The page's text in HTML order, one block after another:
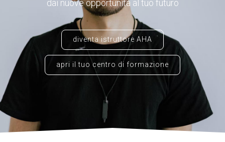
dai nuove opportunità al tuo futuro
diventa istruttore AHA
apri il tuo centro di formazione